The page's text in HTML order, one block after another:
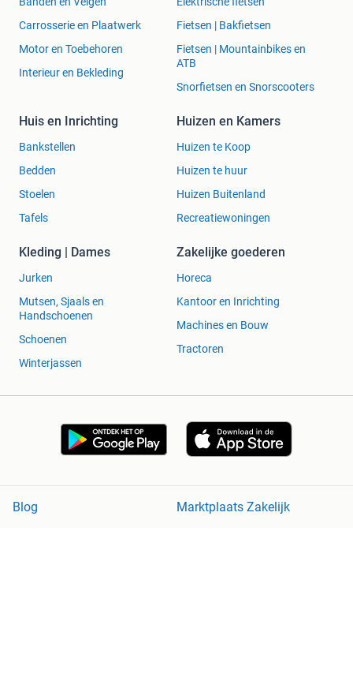
Carrosserie en Plaatwerk
Motor en Toebehoren
Interieur en Bekleding
Fietsen | Bakfietsen
Fietsen | Mountainbikes en
ATB
Snorfietsen en Snorscooters
Huis en Inrichting
Bankstellen
Bedden
Stoelen
Tafels
Huizen en Kamers
Huizen te Koop
Huizen te huur
Huizen Buitenland
Recreatiewoningen
Kleding | Dames
Jurken
Mutsen, Sjaals en
Handschoenen
Schoenen
Winterjassen
Zakelijke goederen
Horeca
Kantoor en Inrichting
Machines en Bouw
Tractoren
Blog
Marktplaats Zakelijk